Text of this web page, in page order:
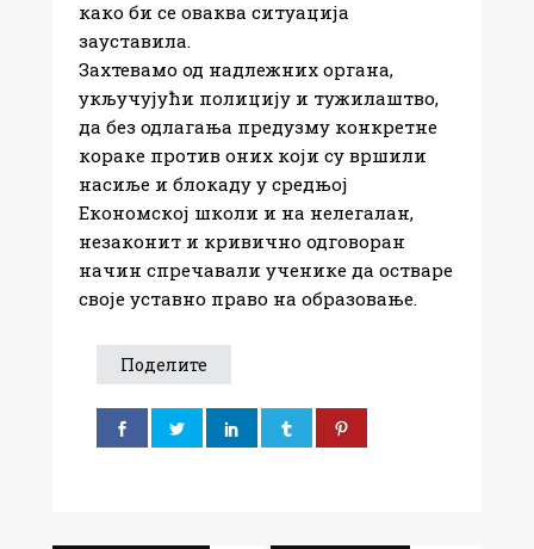
како би се оваква ситуација
зауставила.
Захтевамо од надлежних органа,
укључујући полицију и тужилаштво,
да без одлагања предузму конкретне
кораке против оних који су вршили
насиље и блокаду у средњој
Економској школи и на нелегалан,
незаконит и кривично одговоран
начин спречавали ученике да остваре
своје уставно право на образовање.
Поделите